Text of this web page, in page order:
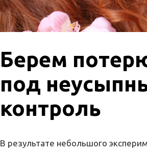
Берем
под
контроль
В результате небольшого